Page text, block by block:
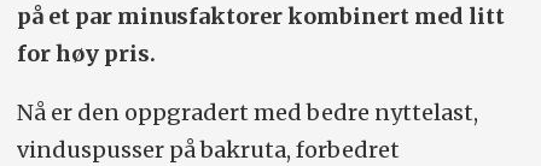
på et par minusfaktorer kombinert med litt
for høy pris.
Nå er den oppgradert med bedre nyttelast,
vinduspusser på bakruta, forbedret